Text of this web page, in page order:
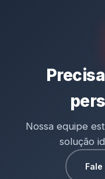
Nossa equipe
solução